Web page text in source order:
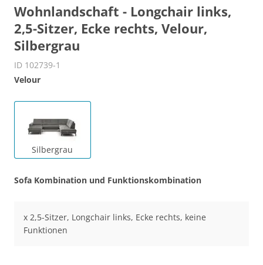
Wohnlandschaft - Longchair links,
2,5-Sitzer, Ecke rechts, Velour,
Silbergrau
ID 102739-1
Velour
Silbergrau
Sofa Kombination und Funktionskombination
x 2,5-Sitzer, Longchair links, Ecke rechts, keine
Funktionen